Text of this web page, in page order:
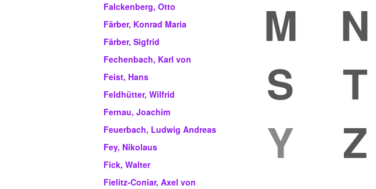
M
N
S
T
Y
Z
Falckenberg, Otto
Färber, Konrad Maria
Färber, Sigfrid
Fechenbach, Karl von
Feist, Hans
Feldhütter, Wilfrid
Fernau, Joachim
Feuerbach, Ludwig Andreas
Fey, Nikolaus
Fick, Walter
Fielitz-Coniar, Axel von